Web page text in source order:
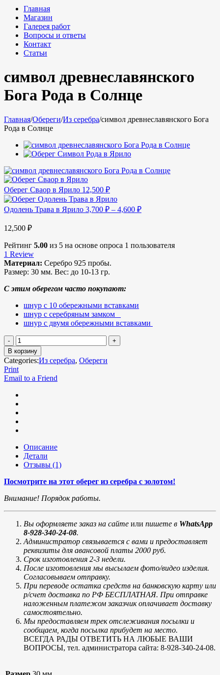
Главная
Магазин
Галерея работ
Вопросы и ответы
Контакт
Статьи
символ древнеславянского
Бога Рода в Солнце
Главная/Обереги/Из серебра/символ древнеславянского Бога
Рода в Солнце
Оберег Сваор в Ярило 12,500 ₽
Одолень Трава в Ярило 3,700 ₽ – 4,600 ₽
12,500 ₽
Рейтинг 5.00 из 5 на основе опроса 1 пользователя
1 Review
Материал: Серебро 925 пробы.
Размер: 30 мм. Вес: до 10-13 гр.
С этим оберегом часто покупают:
шнур с 10 обережными вставками
шнур с серебряным замком
шнур с двумя обережными вставками
В корзину
Categories:Из серебра, Обереги
Print
Email to a Friend
Описание
Детали
Отзывы (1)
Посмотрите на этот оберег из серебра с золотом!
Внимание! Порядок работы.
Вы оформляете заказ на сайте или пишете в WhatsApp
8-928-340-24-08.
Администратор связывается с вами и предоставляет
реквизиты для авансовой платы 2000 руб.
Срок изготовления 2-3 недели.
После изготовления мы высылаем фото/видео изделия.
Согласовываем отправку.
При переводе остатка средств на банковскую карту или
р/счет доставка по РФ БЕСПЛАТНАЯ. При отправке
наложенным платежом заказчик оплачивает доставку
самостоятельно.
Мы предоставляем трек отслеживания посылки и
сообщаем, когда посылка прибудет на место.
ВСЕГДА РАДЫ ОТВЕТИТЬ НА ЛЮБЫЕ ВАШИ
ВОПРОСЫ, тел. администратора сайта: 8-928-340-24-08.